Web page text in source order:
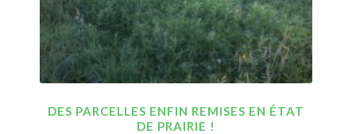
DES PARCELLES ENFIN REMISES EN ÉTAT
DE PRAIRIE !